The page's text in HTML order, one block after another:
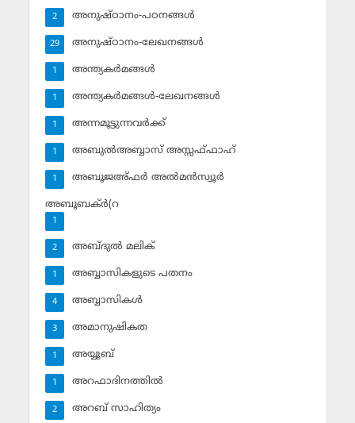
അനുഷ്ഠാനം-പഠനങ്ങള്‍
2
അനുഷ്ഠാനം-ലേഖനങ്ങള്‍
29
അന്ത്യകര്‍മങ്ങള്‍
1
അന്ത്യകര്‍മങ്ങള്‍-ലേഖനങ്ങള്‍
1
അന്നമൂട്ടുന്നവര്‍ക്ക്
1
അബുല്‍അബ്ബാസ് അസ്സഫ്ഫാഹ്‌
1
അബൂജഅ്ഫര്‍ അല്‍മന്‍സ്വൂര്‍
1
അബൂബക്ര്‍(റ
1
അബ്ദുല്‍ മലിക്‌
2
അബ്ബാസികളുടെ പതനം
1
അബ്ബാസികള്‍
4
അമാനുഷികത
3
അയ്യൂബ്‌
1
അറഫാദിനത്തില്‍
1
അറബ് സാഹിത്യം
2